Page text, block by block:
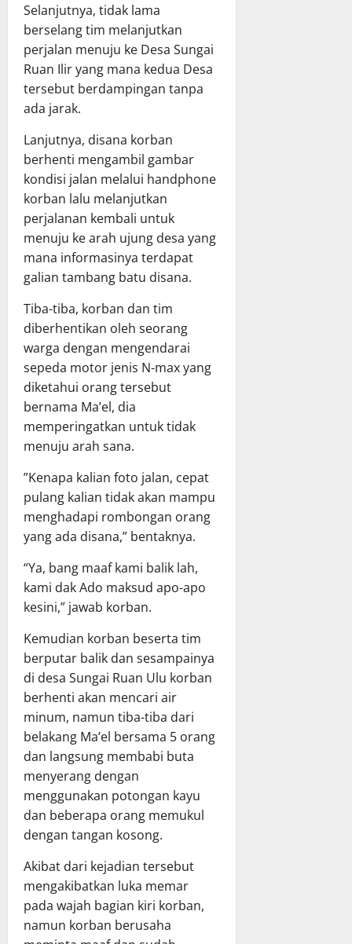
Selanjutnya, tidak lama
berselang tim melanjutkan
perjalan menuju ke Desa Sungai
Ruan Ilir yang mana kedua Desa
tersebut berdampingan tanpa
ada jarak.
Lanjutnya, disana korban
berhenti mengambil gambar
kondisi jalan melalui handphone
korban lalu melanjutkan
perjalanan kembali untuk
menuju ke arah ujung desa yang
mana informasinya terdapat
galian tambang batu disana.
Tiba-tiba, korban dan tim
diberhentikan oleh seorang
warga dengan mengendarai
sepeda motor jenis N-max yang
diketahui orang tersebut
bernama Ma’el, dia
memperingatkan untuk tidak
menuju arah sana.
”Kenapa kalian foto jalan, cepat
pulang kalian tidak akan mampu
menghadapi rombongan orang
yang ada disana,” bentaknya.
“Ya, bang maaf kami balik lah,
kami dak Ado maksud apo-apo
kesini,” jawab korban.
Kemudian korban beserta tim
berputar balik dan sesampainya
di desa Sungai Ruan Ulu korban
berhenti akan mencari air
minum, namun tiba-tiba dari
belakang Ma’el bersama 5 orang
dan langsung membabi buta
menyerang dengan
menggunakan potongan kayu
dan beberapa orang memukul
dengan tangan kosong.
Akibat dari kejadian tersebut
mengakibatkan luka memar
pada wajah bagian kiri korban,
namun korban berusaha